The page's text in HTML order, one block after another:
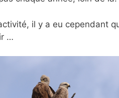
il y a eu cependant
…